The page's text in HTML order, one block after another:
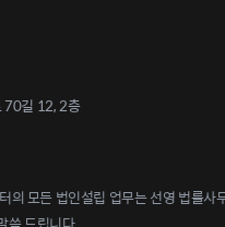
70길 12, 2층
의 모든 법인설립 업무는 선영 법률